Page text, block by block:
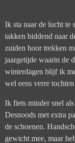
Ik sta naar de lucht te
takken biddend naar
zuiden hoor trekken
jaargetijde waarin de
winterdagen blijf ik
wel eens verre
Ik fiets minder snel
Desnoods met extra
de schoenen.
gewicht mee, maar